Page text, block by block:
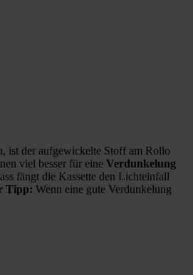
ist der aufgewickelte Stoff am Rollo
viel besser für eine Verdunkelung
fängt die Kassette den Lichteinfall
Tipp: Wenn eine gute Verdunkelung